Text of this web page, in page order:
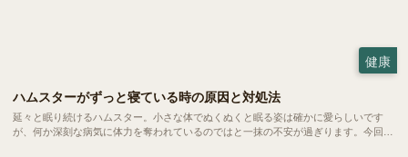
健康
ハムスターがずっと寝ている時の原因と対処法
延々と眠り続けるハムスター。小さな体でぬくぬくと眠る姿は確かに愛らしいです
が、何か深刻な病気に体力を奪われているのではと一抹の不安が過ぎります。今回